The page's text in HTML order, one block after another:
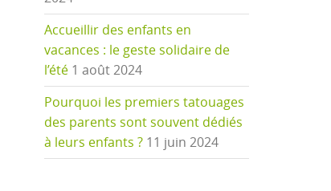
Accueillir des enfants en
vacances : le geste solidaire de
l’été 1 août 2024
Pourquoi les premiers tatouages
des parents sont souvent dédiés
à leurs enfants ? 11 juin 2024